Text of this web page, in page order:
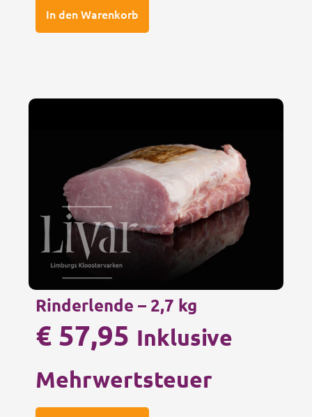
In den Warenkorb
Rinderlende – 2,7 kg
€ 57,95 Inklusive
Mehrwertsteuer